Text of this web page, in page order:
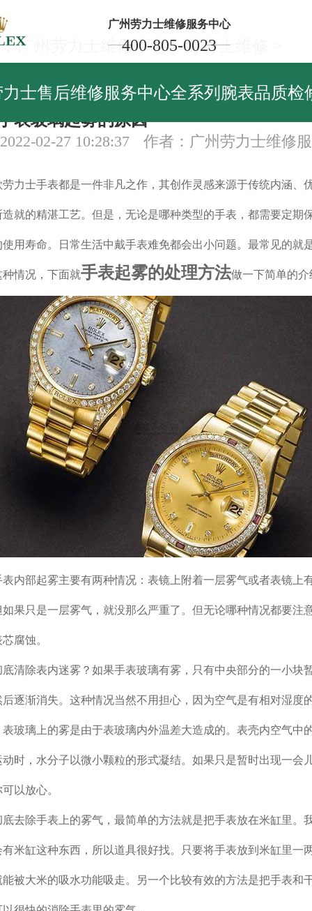
广州劳力士维修服务中心
400-805-0023
士售后维修服务中心全系列腕表品质检
广州劳力士维修中心>劳力士维修
士维修
表玻璃起雾的原因
02-27 10:28:37 作者：广州劳力士维修
士手表都是一件非凡之作，其创作灵感来源于传统内涵、优
就的精湛工艺。但是，无论是哪种类型的手表，都需要定期
用寿命。日常生活中戴手表难免都会出小问题。最常见的就
情况，下面就手表起雾的处理方法做一下简单的介
部起雾主要有两种情况：表镜上附着一层雾气或者表镜上
果只是一层雾气，就没那么严重了。但无论哪种情况都要注
腐蚀。
除表内迷雾？如果手表玻璃有雾，只有中央部分的一小块
逐渐消失。这种情况当然不用担心，因为空气是有相对湿度
玻璃上的雾是由于表玻璃内外温差大造成的。表壳内空气中
时，水分子以微小颗粒的形式凝结。如果只是暂时出现一会
以放心。
除手表上的雾气，最简单的方法就是把手表放在米缸里。
米缸这种东西，所以道具很好找。只要将手表放到米缸里一
被大米的吸水功能吸走。另一个比较有效的方法是把手表和